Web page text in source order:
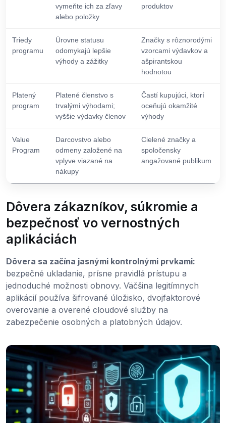
vymeňte ich za zľavy
alebo položky
produktov
Triedy
programu
Úrovne statusu
odomykajú lepšie
výhody a zážitky
Značky s rôznorodými
vzorcami výdavkov a
ašpirantskou
hodnotou
Platený
program
Platené členstvo s
trvalými výhodami;
vyššie výdavky členov
Častí kupujúci, ktorí
oceňujú okamžité
výhody
Value
Program
Darcovstvo alebo
odmeny založené na
vplyve viazané na
nákupy
Cielené značky a
spoločensky
angažované publikum
Dôvera zákazníkov, súkromie a
bezpečnosť vo vernostných
aplikáciách
Dôvera sa začína jasnými kontrolnými prvkami:
bezpečné ukladanie, prísne pravidlá prístupu a
jednoduché možnosti obnovy. Väčšina legitímnych
aplikácií používa šifrované úložisko, dvojfaktorové
overovanie a overené cloudové služby na
zabezpečenie osobných a platobných údajov.